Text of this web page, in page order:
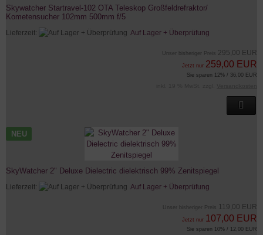
Skywatcher Startravel-102 OTA Teleskop Großfeldrefraktor/
Kometensucher 102mm 500mm f/5
Lieferzeit: Auf Lager + Überprüfung
Unser bisheriger Preis 295,00 EUR
Jetzt nur 259,00 EUR
Sie sparen 12% / 36,00 EUR
NEU
SkyWatcher 2" Deluxe Dielectric dielektrisch 99% Zenitspiegel
Lieferzeit: Auf Lager + Überprüfung
Unser bisheriger Preis 119,00 EUR
Jetzt nur 107,00 EUR
Sie sparen 10% / 12,00 EUR